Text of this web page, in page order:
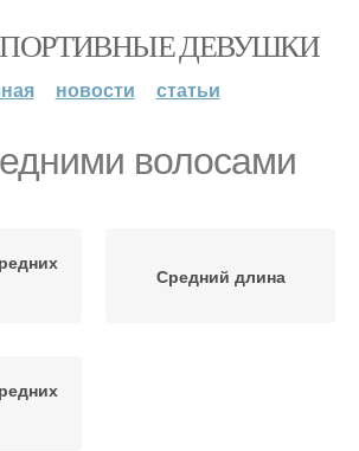
СПОРТИВНЫЕ ДЕВУШКИ
новости статьи
волосами
Средний длина